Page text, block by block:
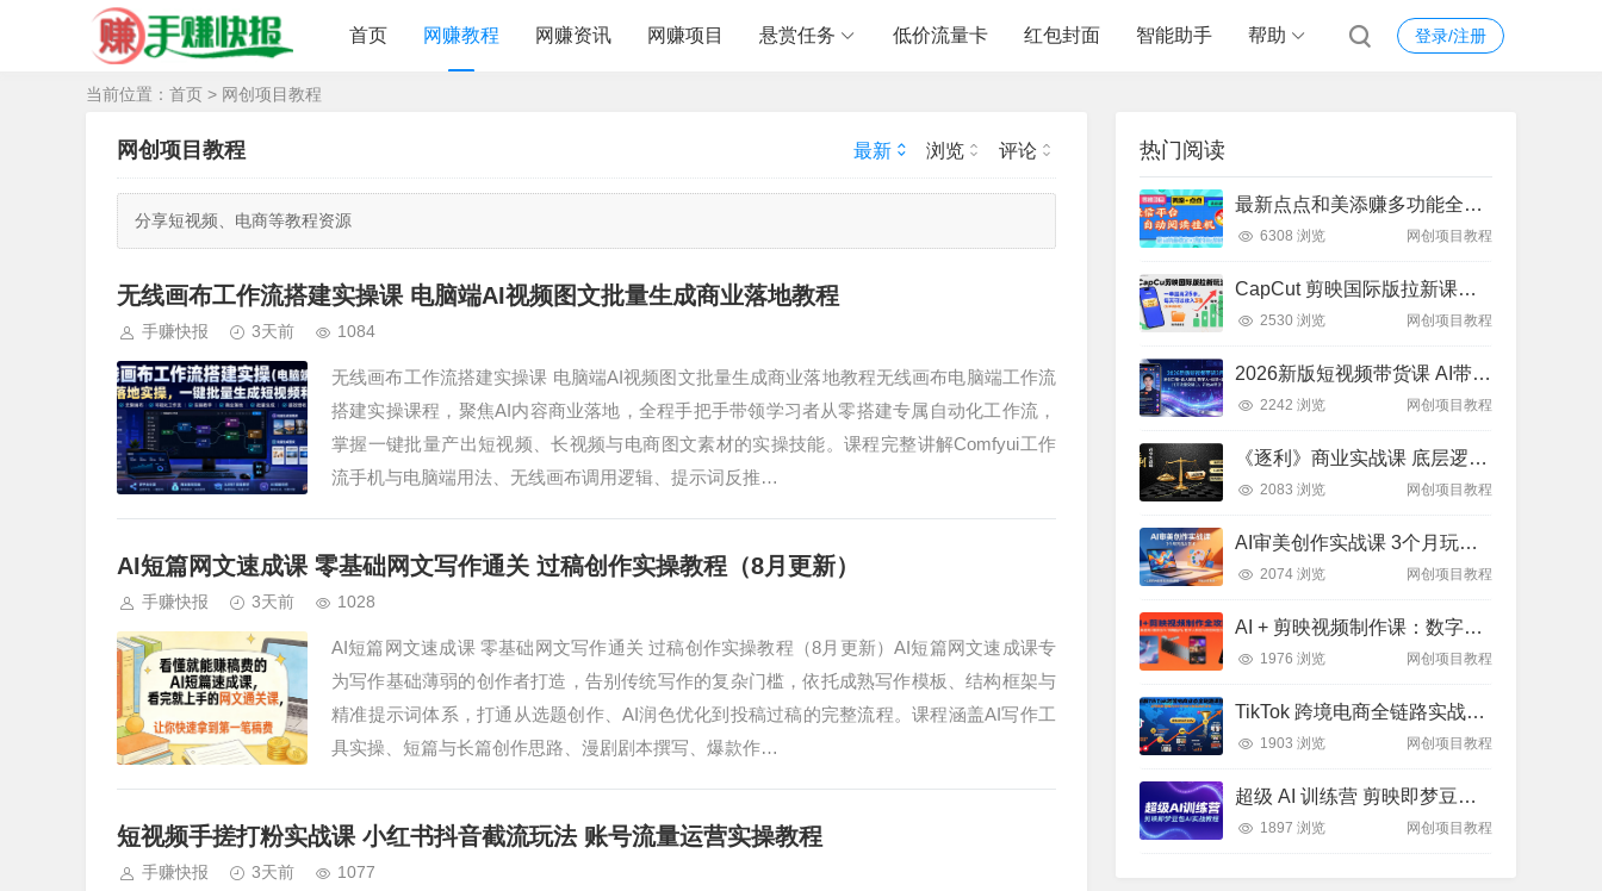
登录/注册
首页 网赚教程 网赚资讯 网赚项目 悬赏任务 低价流量卡 红包封面 智能助手 帮助
当前位置： 首页 > 网创项目教程
网创项目教程 最新 浏览 评论
分享短视频、电商等教程资源
无线画布工作流搭建实操课 电脑端AI视频图文批量生成商业落地教程
手赚快报 3天前 1084
无线画布工作流搭建实操课 电脑端AI视频图文批量生成商业落地教程无线画布电脑端工作流
搭建实操课程，聚焦AI内容商业落地，全程手把手带领学习者从零搭建专属自动化工作流，
掌握一键批量产出短视频、长视频与电商图文素材的实操技能。课程完整讲解Comfyui工作
流手机与电脑端用法、无线画布调用逻辑、提示词反推…
AI短篇网文速成课 零基础网文写作通关 过稿创作实操教程（8月更新）
手赚快报 3天前 1028
AI短篇网文速成课 零基础网文写作通关 过稿创作实操教程（8月更新）AI短篇网文速成课专
为写作基础薄弱的创作者打造，告别传统写作的复杂门槛，依托成熟写作模板、结构框架与
精准提示词体系，打通从选题创作、AI润色优化到投稿过稿的完整流程。课程涵盖AI写作工
具实操、短篇与长篇创作思路、漫剧剧本撰写、爆款作…
短视频手搓打粉实战课 小红书抖音截流玩法 账号流量运营实操教程
手赚快报 3天前 1077
热门阅读
最新点点和美添赚多功能全自动挂机项目，单机一天5-10米 多号多撸【永久脚本+使用教程]
6308 浏览 网创项目教程
CapCut 剪映国际版拉新课：亲测日入 3 张 + 附教程
2530 浏览 网创项目教程
2026新版短视频带货课 AI带货+数字人+多赛道实操教程
2242 浏览 网创项目教程
《逐利》商业实战课 底层逻辑 + 18 锦囊 跨周期财富心法
2083 浏览 网创项目教程
AI审美创作实战课 3个月玩透AI艺术 突破创作瓶颈
2074 浏览 网创项目教程
AI + 剪映视频制作课：数字人特效 + 带货转型，全攻略实操教学
1976 浏览 网创项目教程
TikTok 跨境电商全链路实战：从亏损到 2000 万 GMV 的方法论
1903 浏览 网创项目教程
超级 AI 训练营 剪映即梦豆包实战教程 爆款制作指南
1897 浏览 网创项目教程